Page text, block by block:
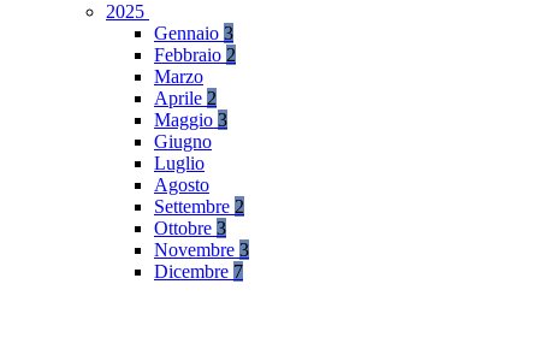
2025
Gennaio 3
Febbraio 2
Marzo
Aprile 2
Maggio 3
Giugno
Luglio
Agosto
Settembre 2
Ottobre 3
Novembre 3
Dicembre 7